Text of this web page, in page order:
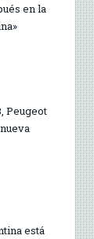
en la
Peugeot
está